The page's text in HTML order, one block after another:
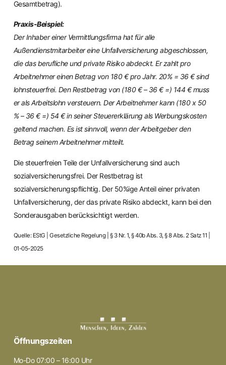
Gesamtbetrag).
Praxis-Beispiel:
Der Inhaber einer Vermittlungsfirma hat für alle
Außendienstmitarbeiter eine Unfallversicherung abgeschlossen,
die das berufliche und private Risiko abdeckt. Er zahlt pro
Arbeitnehmer einen Betrag von 180 € pro Jahr. 20% = 36 € sind
lohnsteuerfrei. Den Restbetrag von (180 € – 36 € =) 144 € muss
er als Arbeitslohn versteuern. Der Arbeitnehmer kann (180 x 50
% – 36 € =) 54 € in seiner Steuererklärung als Werbungskosten
geltend machen. Es ist sinnvoll, wenn der Arbeitgeber den
Betrag seinem Arbeitnehmer mitteilt.
Die steuerfreien Teile der Unfallversicherung sind auch
sozialversicherungsfrei. Der Restbetrag ist
sozialversicherungspflichtig. Der 50%ige Anteil einer privaten
Unfallversicherung, der das private Risiko abdeckt, kann bei den
Sonderausgaben berücksichtigt werden.
Quelle: EStG | Gesetzliche Regelung | § 3 Nr. 1, § 40b Abs. 3, § 8 Abs. 2 Satz 11 |
01-05-2025
Öffnungszeiten
Mo-Do 07:00 – 16:00 Uhr